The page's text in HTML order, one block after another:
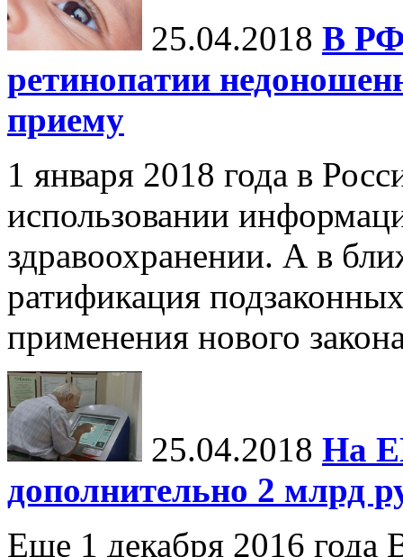
25.04.2018 В РФ
ретинопатии
приему
1 января 2018 года в
использовании
здравоохранении. А в
ратификация
применения нового
25.04.2018 На
дополнительно 2 млрд
Еще 1 декабря 2016 года